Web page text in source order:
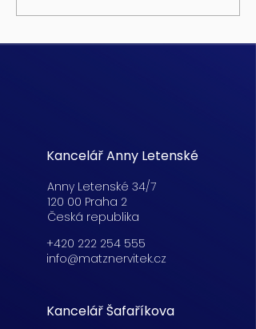
Kancelář Anny Letenské
Anny Letenské 34/7
120 00 Praha 2
Česká republika
+420 222 254 555
info@matznervitek.cz
Kancelář Šafaříkova